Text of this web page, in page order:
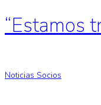
“Estamos
Noticias Socios